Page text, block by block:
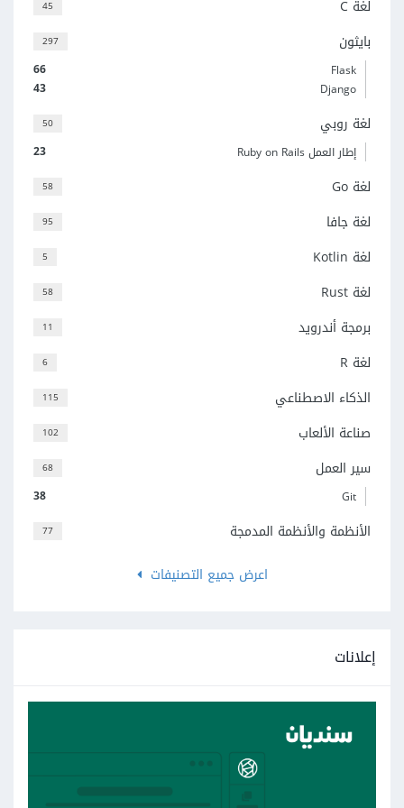
45 لغة C
297 بايثون
66
Flask
43
Django
50 لغة روبي
23 إطار العمل Ruby on Rails
58 لغة Go
95 لغة جافا
5 لغة Kotlin
58 لغة Rust
11 برمجة أندرويد
6 لغة R
115 الذكاء الاصطناعي
102 صناعة الألعاب
68 سير العمل
38 Git
77
الأنظمة والأنظمة المدمجة
اعرض جميع التصنيفات
إعلانات